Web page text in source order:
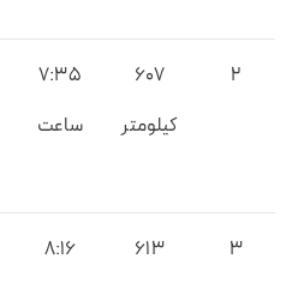
2
607
کیلومتر
7:35
ساعت
3
613
8:16